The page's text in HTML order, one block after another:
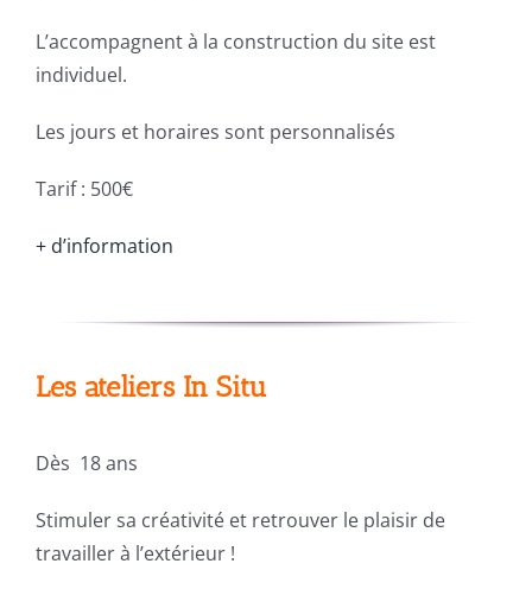
L’accompagnent à la construction du site est
individuel.
Les jours et horaires sont personnalisés
Tarif : 500€
+ d’information
Les ateliers In Situ
Dès 18 ans
Stimuler sa créativité et retrouver le plaisir de
travailler à l’extérieur !